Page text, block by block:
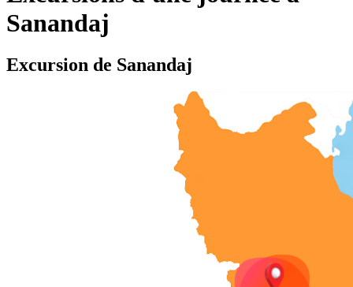
Sanandaj
Excursion de Sanandaj